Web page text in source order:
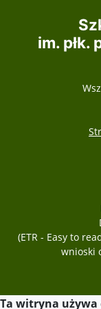
im. płk.
(ETR - Easy to
wnioski
Ta witryna używa